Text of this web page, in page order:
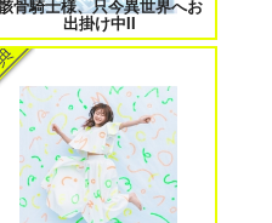
ゲの鬱エンドからヒロイン達を
救済したら 2
骨騎士様、只今異世界へお
出掛け中II